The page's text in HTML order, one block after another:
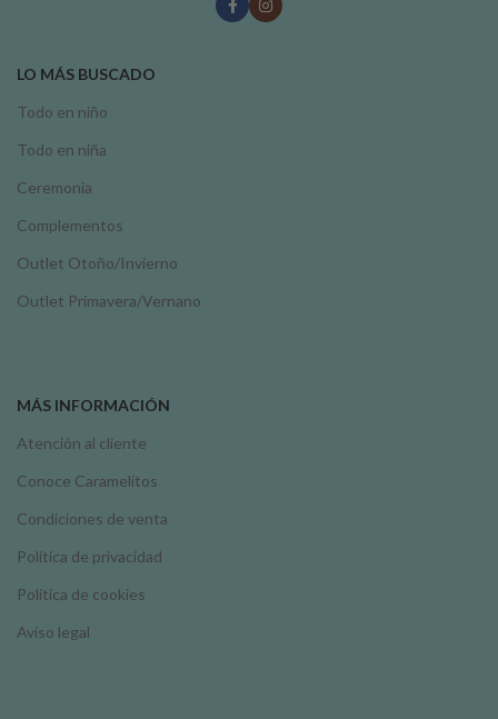
LO MÁS BUSCADO
Todo en niño
Todo en niña
Ceremonia
Complementos
Outlet Otoño/Invierno
Outlet Primavera/Vernano
MÁS INFORMACIÓN
Atención al cliente
Conoce Caramelitos
Condiciones de venta
Política de privacidad
Política de cookies
Aviso legal